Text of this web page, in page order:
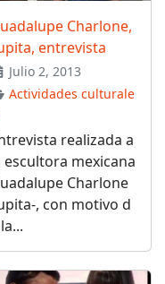
Charlone,
entrevista
Julio 2, 2013
Actividades culturale
realizada a
escultora mexicana
Charlone
, con motivo d